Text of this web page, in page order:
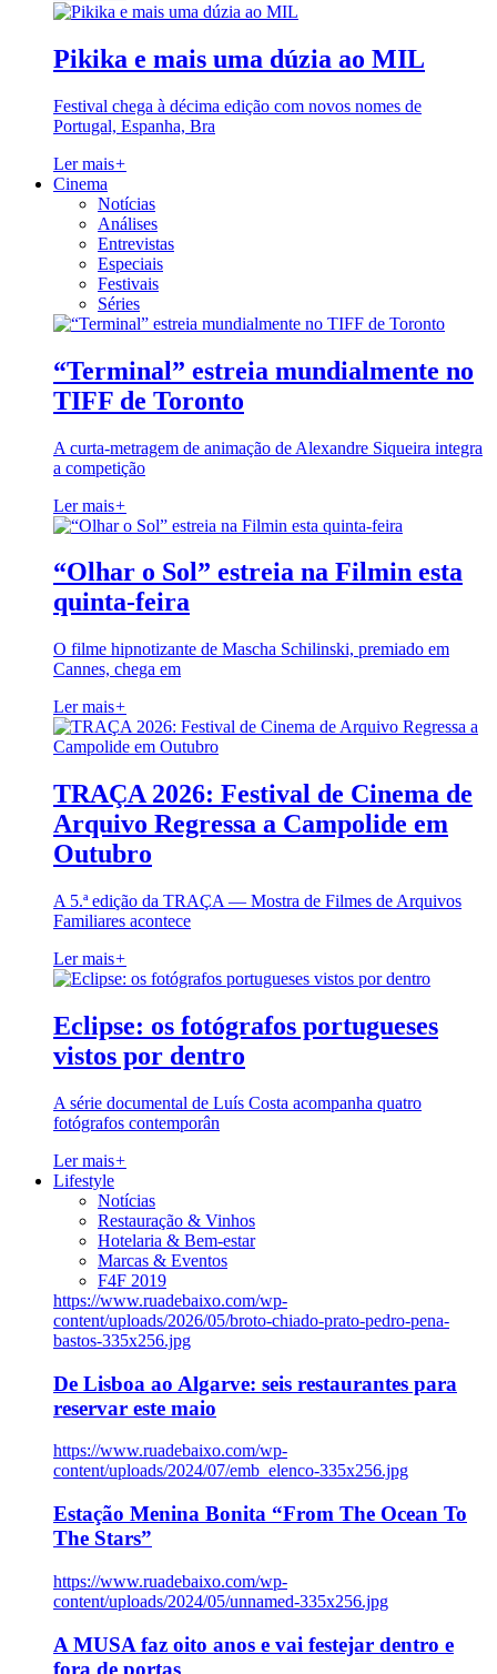
Pikika e mais uma dúzia ao MIL
Festival chega à décima edição com novos nomes de
Portugal, Espanha, Bra
Ler mais+
Cinema
Notícias
Análises
Entrevistas
Especiais
Festivais
Séries
“Terminal” estreia mundialmente no
TIFF de Toronto
A curta-metragem de animação de Alexandre Siqueira integra
a competição
Ler mais+
“Olhar o Sol” estreia na Filmin esta
quinta-feira
O filme hipnotizante de Mascha Schilinski, premiado em
Cannes, chega em
Ler mais+
TRAÇA 2026: Festival de Cinema de
Arquivo Regressa a Campolide em
Outubro
A 5.ª edição da TRAÇA — Mostra de Filmes de Arquivos
Familiares acontece
Ler mais+
Eclipse: os fotógrafos portugueses
vistos por dentro
A série documental de Luís Costa acompanha quatro
fotógrafos contemporân
Ler mais+
Lifestyle
Notícias
Restauração & Vinhos
Hotelaria & Bem-estar
Marcas & Eventos
F4F 2019
https://www.ruadebaixo.com/wp-
content/uploads/2026/05/broto-chiado-prato-pedro-pena-
bastos-335x256.jpg
De Lisboa ao Algarve: seis restaurantes para
reservar este maio
https://www.ruadebaixo.com/wp-
content/uploads/2024/07/emb_elenco-335x256.jpg
Estação Menina Bonita “From The Ocean To
The Stars”
https://www.ruadebaixo.com/wp-
content/uploads/2024/05/unnamed-335x256.jpg
A MUSA faz oito anos e vai festejar dentro e
fora de portas